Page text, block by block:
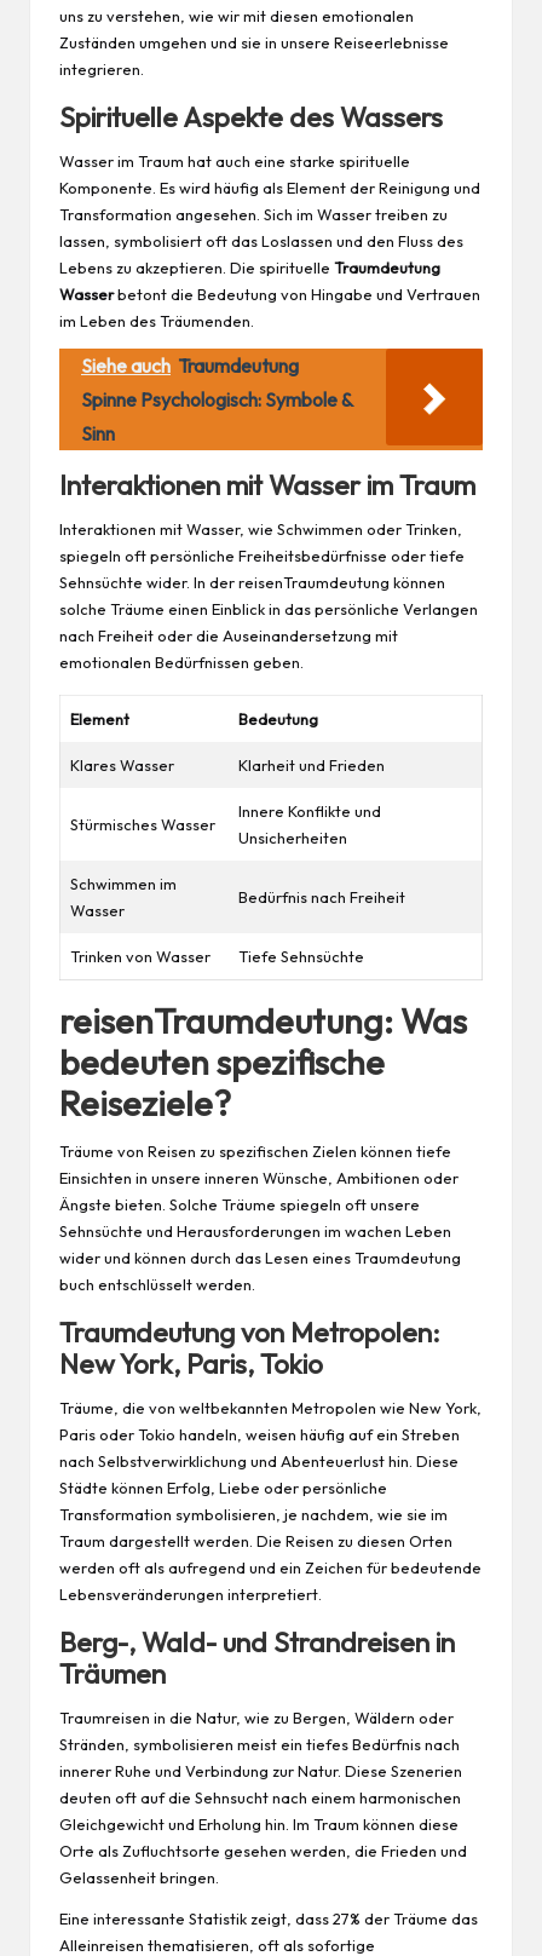
uns zu verstehen, wie wir mit diesen emotionalen
Zuständen umgehen und sie in unsere Reiseerlebnisse
integrieren.
Spirituelle Aspekte des Wassers
Wasser im Traum hat auch eine starke spirituelle
Komponente. Es wird häufig als Element der Reinigung und
Transformation angesehen. Sich im Wasser treiben zu
lassen, symbolisiert oft das Loslassen und den Fluss des
Lebens zu akzeptieren. Die spirituelle Traumdeutung
Wasserbetont die Bedeutung von Hingabe und Vertrauen
im Leben des Träumenden.
Siehe auch Traumdeutung
Spinne Psychologisch: Symbole &
Sinn
Interaktionen mit Wasser im Traum
Interaktionen mit Wasser, wie Schwimmen oder Trinken,
spiegeln oft persönliche Freiheitsbedürfnisse oder tiefe
Sehnsüchte wider. In der reisenTraumdeutung können
solche Träume einen Einblick in das persönliche Verlangen
nach Freiheit oder die Auseinandersetzung mit
emotionalen Bedürfnissen geben.
Element Bedeutung
Klares Wasser Klarheit und Frieden
Stürmisches Wasser
Innere Konflikte und
Unsicherheiten
Schwimmen im
Wasser
Bedürfnis nach Freiheit
Trinken von Wasser Tiefe Sehnsüchte
reisenTraumdeutung: Was
bedeuten spezifische
Reiseziele?
Träume von Reisen zu spezifischen Zielen können tiefe
Einsichten in unsere inneren Wünsche, Ambitionen oder
Ängste bieten. Solche Träume spiegeln oft unsere
Sehnsüchte und Herausforderungen im wachen Leben
wider und können durch das Lesen einesTraumdeutung
buch entschlüsselt werden.
Traumdeutung von Metropolen:
New York, Paris, Tokio
Träume, die von weltbekannten Metropolen wie New York,
Paris oder Tokio handeln, weisen häufig auf ein Streben
nach Selbstverwirklichung und Abenteuerlust hin. Diese
Städte können Erfolg, Liebe oder persönliche
Transformation symbolisieren, je nachdem, wie sie im
Traum dargestellt werden. Die Reisen zu diesen Orten
werden oft als aufregend und ein Zeichen für bedeutende
Lebensveränderungen interpretiert.
Berg-, Wald- und Strandreisen in
Träumen
Traumreisen in die Natur, wie zu Bergen, Wäldern oder
Stränden, symbolisieren meist ein tiefes Bedürfnis nach
innerer Ruhe und Verbindung zur Natur. Diese Szenerien
deuten oft auf die Sehnsucht nach einem harmonischen
Gleichgewicht und Erholung hin. Im Traum können diese
Orte als Zufluchtsorte gesehen werden, die Frieden und
Gelassenheit bringen.
Eine interessante Statistik zeigt, dass 27% der Träume das
Alleinreisen thematisieren, oft als sofortige